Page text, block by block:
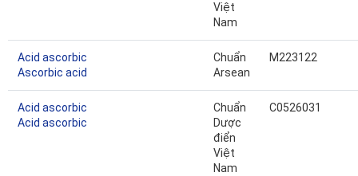
Việt
Nam
Acid ascorbic
Ascorbic acid
Chuẩn
Arsean
M223122
Acid ascorbic
Acid ascorbic
Chuẩn
Dược
điển
Việt
Nam
C0526031